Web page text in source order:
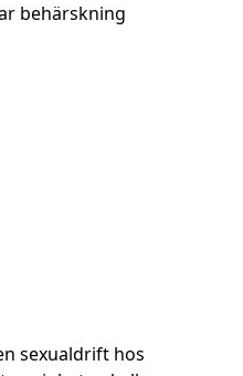
behärskning
sexualdrift hos